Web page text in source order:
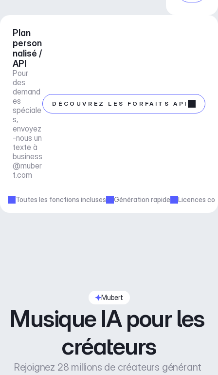
Plan
person
nalisé /
API
Pour
des
demand
es
spéciale
s,
envoyez
-nous un
business
@muber
t.com
DÉCOUVREZ LES FORFAITS API
Toutes les fonctions incluses Génération rapide Licences
Mubert
Musique IA pour les
créateurs
Rejoignez 28 millions de créateurs générant